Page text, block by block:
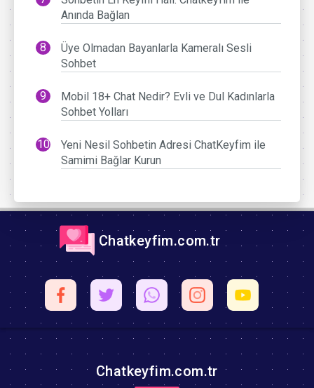
Anında Bağlan
Üye Olmadan Bayanlarla Kameralı Sesli
Sohbet
Mobil 18+ Chat Nedir? Evli ve Dul Kadınlarla
Sohbet Yolları
Yeni Nesil Sohbetin Adresi ChatKeyfim ile
Samimi Bağlar Kurun
Chatkeyfim.com.tr
Chatkeyfim.com.tr